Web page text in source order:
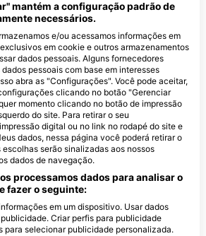
que servem este
177,
Portugal
Madeira Diving Center
Rua D. Francisco Santana, Ed.
Contrata, Bl IIII, 9125-031 CANICO
DE BAIXO, PO10 - Portugal
Center
Praia,
mantém a configuração padrão de
necessários.
e/ou acessamos informações em
em cookie e outros armazenamentos
dados pessoais. Alguns fornecedores
pessoais com base em interesses
abra as "Configurações". Você pode aceitar,
clicando no botão "Gerenciar
momento clicando no botão de impressão
do site. Para retirar o seu
digital ou no link no rodapé do site e
dados, nessa página você poderá retirar o
serão sinalizadas aos nossos
dados de navegação.
processamos dados para analisar o
fazer o seguinte:
em um dispositivo. Usar dados
Criar perfis para publicidade
para selecionar publicidade personalizada.